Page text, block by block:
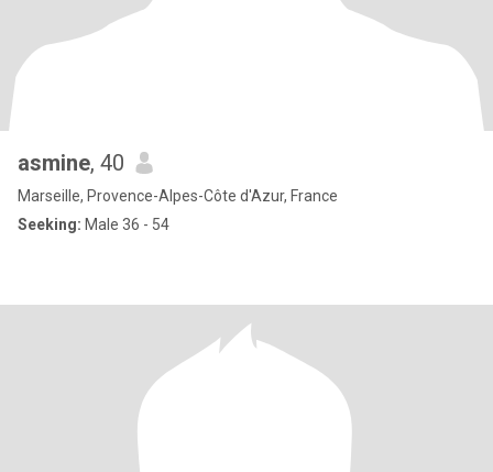
asmine, 40
Marseille, Provence-Alpes-Côte d'Azur, France
Seeking: Male 36 - 54